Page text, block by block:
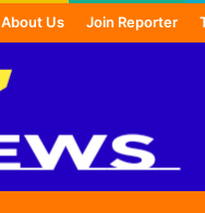
About Us Join Reporter